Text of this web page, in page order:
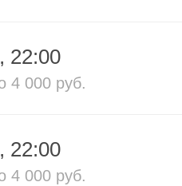
, 22:00
4 000 руб.
, 22:00
4 000 руб.